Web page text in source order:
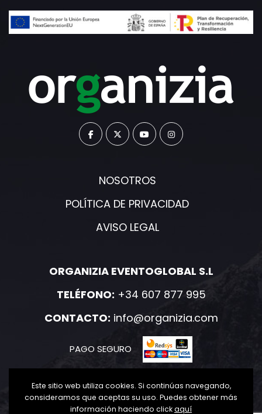
NOSOTROS
POLÍTICA DE PRIVACIDAD
AVISO LEGAL
ORGANIZIA EVENTOGLOBAL S.L
TELÉFONO: +34 607 877 995
CONTACTO: info@organizia.com
PAGO SEGURO
2020-2021 Organizia. Todos los derechos reservados.
Este sitio web utiliza cookies. Si continúas navegando,
consideramos que aceptas su uso. Puedes obtener más
información haciendo clickaquí